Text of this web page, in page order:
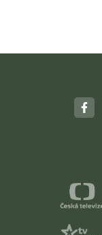
Urcite si odnasam